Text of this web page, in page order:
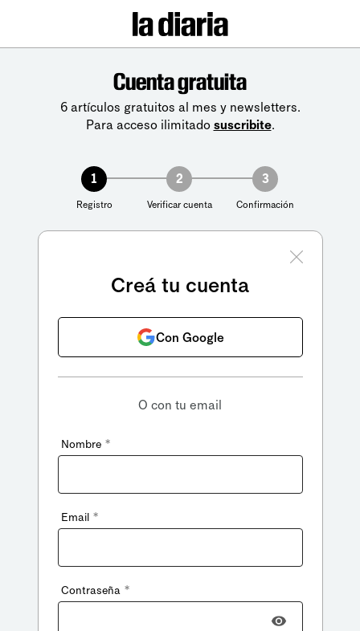
Cuenta gratuita
6 artículos gratuitos al mes y newsletters.
Para acceso ilimitado suscribite.
1
Registro
2
Verificar cuenta
3
Confirmación
Creá tu cuenta
Con Google
O con tu email
Nombre *
Email *
Contraseña *